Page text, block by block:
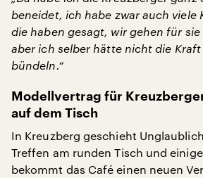
beneidet, ich habe zwar auch viele
die haben gesagt, wir gehen für sie
aber ich selber hätte nicht die
bündeln.“
Modellvertrag für
auf dem Tisch
In Kreuzberg geschieht
Treffen am runden Tisch und
bekommt das Café einen neuen